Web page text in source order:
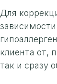
Для
клиента от,
так и сразу